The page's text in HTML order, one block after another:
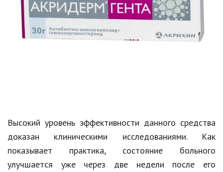
Высокий уровень эффективности данного средства
доказан клиническими исследованиями. Как
показывает практика, состояние больного
улучшается уже через две недели после его